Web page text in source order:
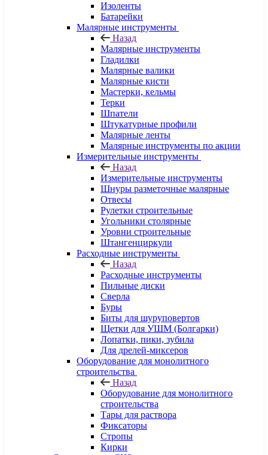
Изоленты
Батарейки
Малярные инструменты
Назад
Малярные инструменты
Гладилки
Малярные валики
Малярные кисти
Мастерки, кельмы
Терки
Шпатели
Штукатурные профили
Малярные ленты
Малярные инструменты по акции
Измерительные инструменты
Назад
Измерительные инструменты
Шнуры разметочные малярные
Отвесы
Рулетки строительные
Угольники столярные
Уровни строительные
Штангенциркули
Расходные инструменты
Назад
Расходные инструменты
Пильные диски
Сверла
Буры
Биты для шуруповертов
Щетки для УШМ (Болгарки)
Лопатки, пики, зубила
Для дрелей-миксеров
Оборудование для монолитного
строительства
Назад
Оборудование для монолитного
строительства
Тары для раствора
Фиксаторы
Стропы
Кирки